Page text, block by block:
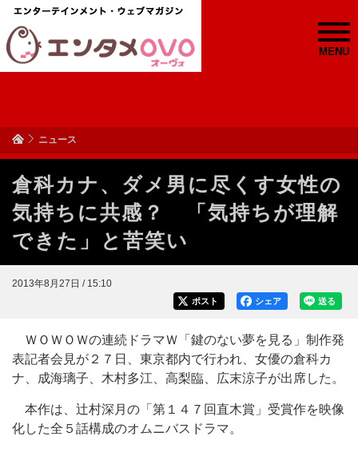
MENU
ニュース
倉科カナ、ダメ男に尽くす女性の
気持ちに共感？ 「気持ちが理解
できた」と苦笑い
2013年8月27日 / 15:10
送る
シェア
ポスト
ＷＯＷＯＷの連続ドラマＷ「鍵のない夢を見る」制作発
表記者会見が２７日、東京都内で行われ、女優の倉科カ
ナ、成海璃子、木村多江、高梨臨、広末涼子が出席した。
本作は、辻村深月の「第１４７回直木賞」受賞作を映像
化した全５話構成のオムニバスドラマ。